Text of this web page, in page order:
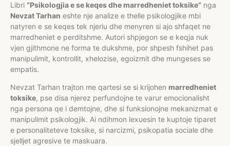
Libri “Psikologjia e se keqes dhe marredheniet toksike” nga
Nevzat Tarhan eshte nje analize e thelle psikologjike mbi
natyren e se keqes tek njeriu dhe menyren si ajo shfaqet ne
marredheniet e perditshme. Autori shpjegon se e keqja nuk
vjen gjithmone ne forma te dukshme, por shpesh fshihet pas
manipulimit, kontrollit, xhelozise, egoizmit dhe mungeses se
empatis.
Nevzat Tarhan trajton me qartesi se si krijohen marredheniet
toksike, pse disa njerez perfundojne te varur emocionalisht
nga persona qe i demtojne, dhe si funksionojne mekanizmat e
manipulimit psikologjik. Ai ndihmon lexuesin te kuptoje tiparet
e personaliteteve toksike, si narcizmi, psikopatia sociale dhe
sjelljet agresive te maskuara.